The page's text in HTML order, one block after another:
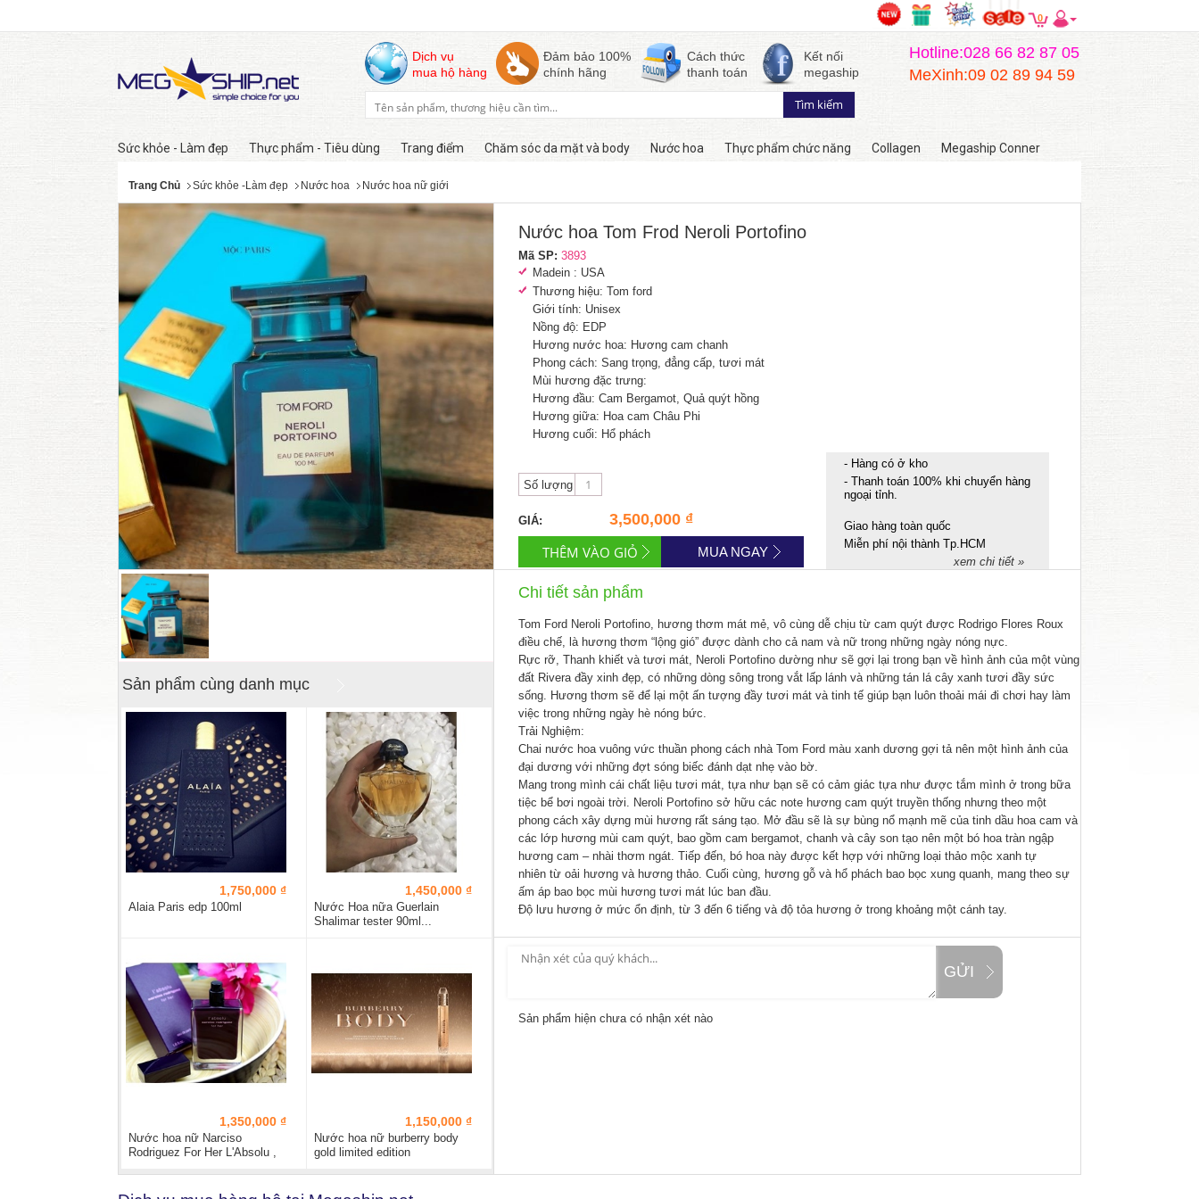
0
Dịch vụ
mua hộ hàng
Đảm bảo 100%
chính hãng
Cách thức
thanh toán
Kết nối
megaship
Hotline:028 66 82 87 05
MeXinh:09 02 89 94 59
Sức khỏe - Làm đẹp Thực phẩm - Tiêu dùng Trang điểm Chăm sóc da mặt và body Nước hoa Thực phẩm chức năng Collagen Megaship Conner
Trang Chủ Sức khỏe -Làm đẹp Nước hoa Nước hoa nữ giới
Còn hàng
Sản phẩm cùng danh mục
1,750,000 ₫
Alaia Paris edp 100ml
1,450,000 ₫
Nước Hoa nữa Guerlain
Shalimar tester 90ml...
1,350,000 ₫
Nước hoa nữ Narciso
Rodriguez For Her L'Absolu ,
1,150,000 ₫
Nước hoa nữ burberry body
gold limited edition
Nước hoa Tom Frod Neroli Portofino
Mã SP: 3893
Madein : USA
Thương hiệu: Tom ford
Giới tính: Unisex
Nồng độ: EDP
Hương nước hoa: Hương cam chanh
Phong cách: Sang trọng, đẳng cấp, tươi mát
Mùi hương đặc trưng:
Hương đầu: Cam Bergamot, Quả quýt hồng
Hương giữa: Hoa cam Châu Phi
Hương cuối: Hổ phách
Số lượng
GIÁ: 3,500,000 ₫
MUA NGAY
- Hàng có ở kho
- Thanh toán 100% khi chuyển hàng
ngoại tỉnh.
Giao hàng toàn quốc
Miễn phí nội thành Tp.HCM
xem chi tiết »
Chi tiết sản phẩm
Tom Ford Neroli Portofino, hương thơm mát mẻ, vô cùng dễ chịu từ cam quýt được Rodrigo Flores Roux
điều chế, là hương thơm “lộng gió” được dành cho cả nam và nữ trong những ngày nóng nực.
Rực rỡ, Thanh khiết và tươi mát, Neroli Portofino dường như sẽ gợi lại trong bạn về hình ảnh của một vùng
đất Rivera đầy xinh đẹp, có những dòng sông trong vắt lấp lánh và những tán lá cây xanh tươi đầy sức
sống. Hương thơm sẽ để lại một ấn tượng đầy tươi mát và tinh tế giúp bạn luôn thoải mái đi chơi hay làm
việc trong những ngày hè nóng bức.
Trải Nghiệm:
Chai nước hoa vuông vức thuần phong cách nhà Tom Ford màu xanh dương gợi tả nên một hình ảnh của
đại dương với những đợt sóng biếc đánh dạt nhẹ vào bờ.
Mang trong mình cái chất liệu tươi mát, tựa như bạn sẽ có cảm giác tựa như được tắm mình ở trong bữa
tiệc bể bơi ngoài trời. Neroli Portofino sở hữu các note hương cam quýt truyền thống nhưng theo một
phong cách xây dựng mùi hương rất sáng tạo. Mở đầu sẽ là sự bùng nổ mạnh mẽ của tinh dầu hoa cam và
các lớp hương mùi cam quýt, bao gồm cam bergamot, chanh và cây son tạo nên một bó hoa tràn ngập
hương cam – nhài thơm ngát. Tiếp đến, bó hoa này được kết hợp với những loại thảo mộc xanh tự
nhiên từ oải hương và hương thảo. Cuối cùng, hương gỗ và hổ phách bao bọc xung quanh, mang theo sự
ấm áp bao bọc mùi hương tươi mát lúc ban đầu.
Độ lưu hương ở mức ổn định, từ 3 đến 6 tiếng và độ tỏa hương ở trong khoảng một cánh tay.
GỬI
Sản phẩm hiện chưa có nhận xét nào